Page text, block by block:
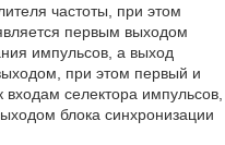
частоты, при этом
первым выходом
импульсов, а выход
при этом первый и
селектора импульсов,
блока синхронизации